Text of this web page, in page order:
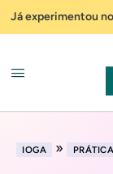
Já experimentou
IOGA »